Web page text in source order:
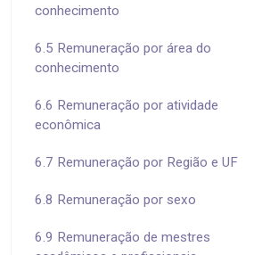
conhecimento
6.5 Remuneração por área do
conhecimento
6.6 Remuneração por atividade
econômica
6.7 Remuneração por Região e UF
6.8 Remuneração por sexo
6.9 Remuneração de mestres